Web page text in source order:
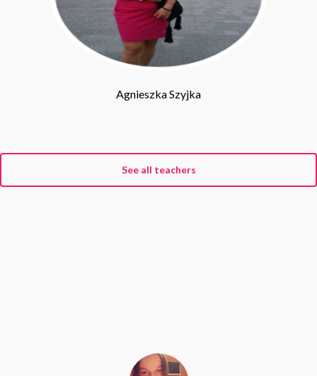
Agnieszka Szyjka
See all teachers